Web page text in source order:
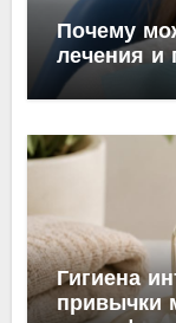
Почему
лечения и
Гигиена
привычки